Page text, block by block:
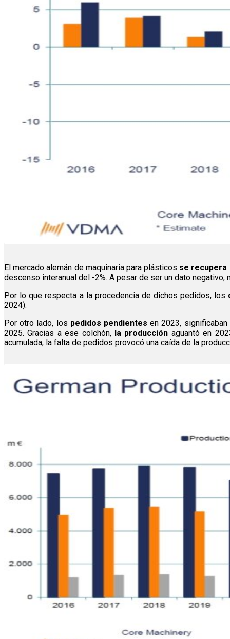
El mercado alemán de maquinaria para plásticos se recupera
descenso interanual del -2%. A pesar de ser un dato
Por lo que respecta a la procedencia de dichos pedidos, los
2024).
Por otro lado, los pedidos pendientes en 2023,
2025. Gracias a ese colchón, la producción aguantó en
acumulada, la falta de pedidos provocó una caída de la